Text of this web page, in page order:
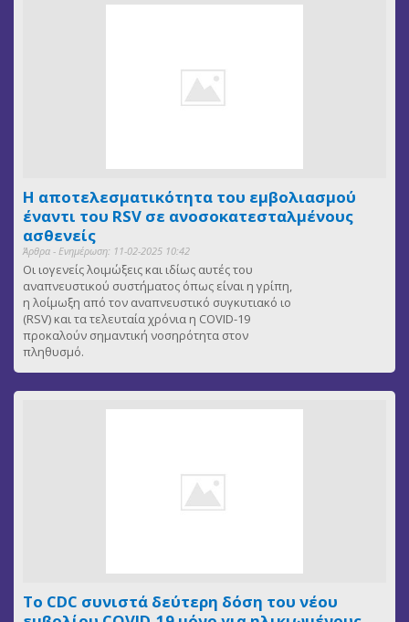
Η αποτελεσματικότητα του εμβολιασμού
έναντι του RSV σε ανοσοκατεσταλμένους
ασθενείς
Άρθρα - Ενημέρωση: 11-02-2025 10:42
Οι ιογενείς λοιμώξεις και ιδίως αυτές του
αναπνευστικού συστήματος όπως είναι η γρίπη,
η λοίμωξη από τον αναπνευστικό συγκυτιακό ιο
(RSV) και τα τελευταία χρόνια η COVID-19
προκαλούν σημαντική νοσηρότητα στον
πληθυσμό.
Το CDC συνιστά δεύτερη δόση του νέου